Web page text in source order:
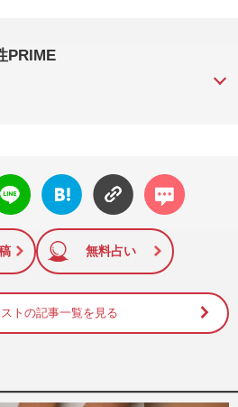
PRIME
婦と生活社が運営する日本のニュ
か、女性週刊誌『週刊女性』の誌
インターネット利用者層にとって
を、WEB向けにリライトして配信
はてな
ブック
に追加
コメン
ト
無料占い
トの記事一覧を見る